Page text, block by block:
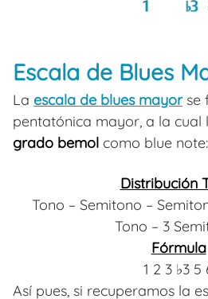
Escala de Blues
La escala de blues mayorse
pentatónica mayor, a la cual
grado bemol como blue note:
Distribución
Tono – Semitono –
Tono – 3
Fórmula
1 2 3 ♭3 5
Así pues, si recuperamos la